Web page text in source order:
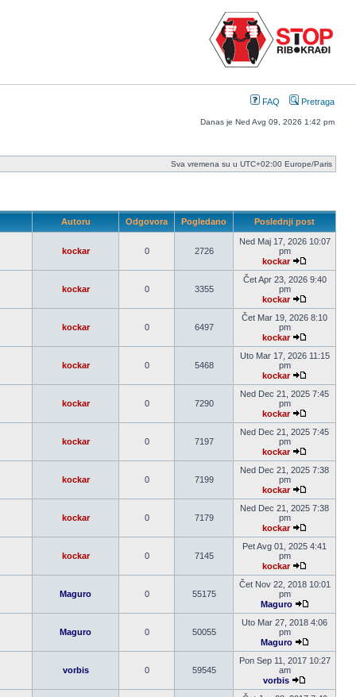
FAQ Pretraga
Danas je Ned Avg 09, 2026 1:42 pm
Sva vremena su u UTC+02:00 Europe/Paris
Autoru Odgovora Pogledano Poslednji post
kockar 0 2726
Ned Maj 17, 2026 10:07
pm
kockar
Pogledaj
poslednji
kockar 0 3355
Čet Apr 23, 2026 9:40
pm
kockar
Pogledaj
poslednji
kockar 0 6497
Čet Mar 19, 2026 8:10
pm
kockar
Pogledaj
poslednji
kockar 0 5468
Uto Mar 17, 2026 11:15
pm
kockar
Pogledaj
poslednji
kockar 0 7290
Ned Dec 21, 2025 7:45
pm
kockar
Pogledaj
poslednji
kockar 0 7197
Ned Dec 21, 2025 7:45
pm
kockar
Pogledaj
poslednji
kockar 0 7199
Ned Dec 21, 2025 7:38
pm
kockar
Pogledaj
poslednji
kockar 0 7179
Ned Dec 21, 2025 7:38
pm
kockar
Pogledaj
poslednji
kockar 0 7145
Pet Avg 01, 2025 4:41
pm
kockar
Pogledaj
poslednji
Maguro 0 55175
Čet Nov 22, 2018 10:01
pm
Maguro
Pogledaj
poslednji
Maguro 0 50055
Uto Mar 27, 2018 4:06
pm
Maguro
Pogledaj
poslednji
vorbis 0 59545
Pon Sep 11, 2017 10:27
am
vorbis
Pogledaj